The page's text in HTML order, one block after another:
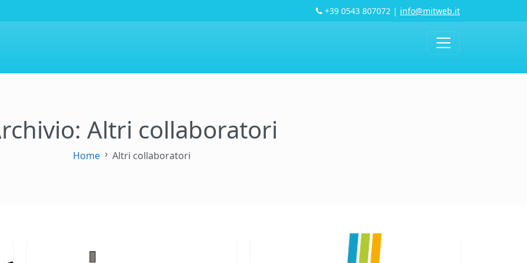
+39 0543 807072 | info@mitweb.it
Altri collaboratori
Home Altri collaboratori